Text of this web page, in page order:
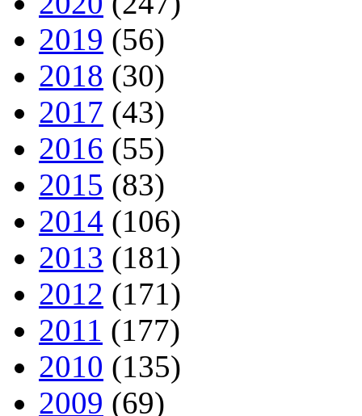
2019 (56)
2018 (30)
2017 (43)
2016 (55)
2015 (83)
2014 (106)
2013 (181)
2012 (171)
2011 (177)
2010 (135)
2009 (69)